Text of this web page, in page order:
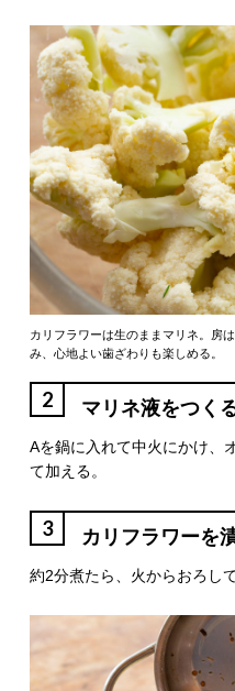
カリフラワーは生のままマリネ。房
み、心地よい歯ざわりも楽しめる。
2 マリネ液をつく
Aを鍋に入れて中火にかけ、
て加える。
3 カリフラワーを
約2分煮たら、火からおろし